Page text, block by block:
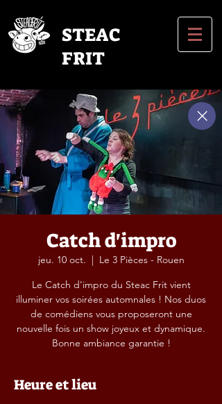
STEAC
FRIT
Catch d'impro
jeu. 10 oct.
  |
Le 3 Pièces - Rouen
Le Catch d'impro du Steac Frit vient
illuminer vos soirées automnales ! Nos duos
de comédiens vous proposeront une
nouvelle fois un show joyeux et dynamique.
Bonne ambiance garantie !
Heure et lieu